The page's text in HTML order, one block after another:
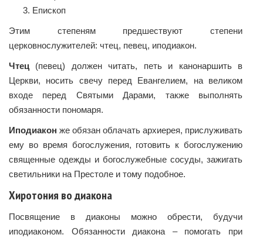
Епископ
Этим степеням предшествуют степени
церковнослужителей: чтец, певец, иподиакон.
Чтец (певец) должен читать, петь и канонаршить в
Церкви, носить свечу перед Евангелием, на великом
входе перед Святыми Дарами, также выполнять
обязанности пономаря.
Иподиакон же обязан облачать архиерея, прислуживать
ему во время богослужения, готовить к богослужению
священные одежды и богослужебные сосуды, зажигать
светильники на Престоле и тому подобное.
Хиротония во диакона
Посвящение в диаконы можно обрести, будучи
иподиаконом. Обязанности диакона – помогать при